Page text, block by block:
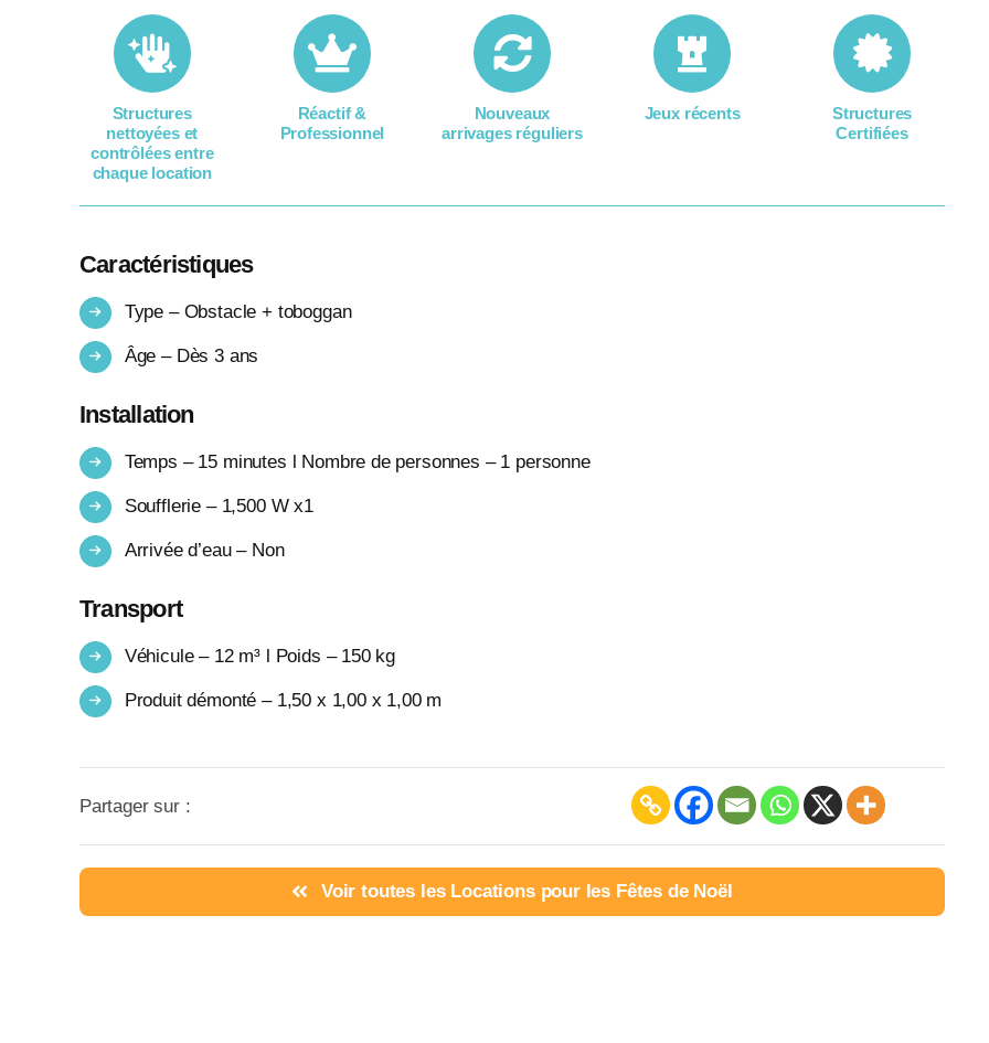
Structures
nettoyées et
contrôlées entre
chaque location​
Réactif &
Professionnel
Nouveaux
arrivages réguliers
Jeux récents
Structures
Certifiées
Caractéristiques
Type – Obstacle + toboggan
Âge – Dès 3 ans
Installation
Temps – 15 minutes l Nombre de personnes – 1 personne
Soufflerie – 1,500 W x1
Arrivée d’eau – Non
Transport
Véhicule – 12 m³ l Poids – 150 kg
Produit démonté – 1,50 x 1,00 x 1,00 m
Partager sur :
Voir toutes les Locations pour les Fêtes de Noël